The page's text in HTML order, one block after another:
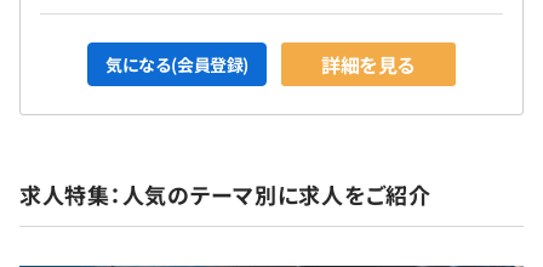
気になる(会員登録) 詳細を見る
求人特集：人気のテーマ別に求人をご紹介